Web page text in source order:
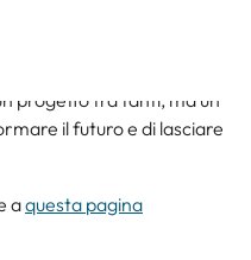
di guardare oltre, di
– spiega il
Lagrange, Jonathan
progetto tra tanti, ma un
il futuro e di lasciare
aquesta pagina